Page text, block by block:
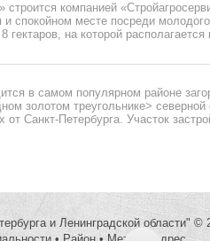
компанией
спокойном месте посреди молодого
гектаров, на которой располагается
в самом популярном районе
золотом треугольнике>
от Санкт-Петербурга. Участок
и Ленинградской области" ©